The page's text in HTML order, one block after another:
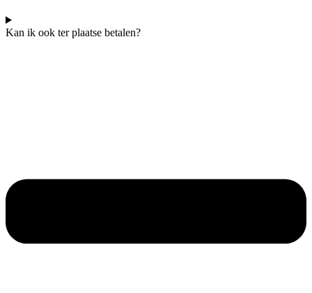
Kan ik ook ter plaatse betalen?